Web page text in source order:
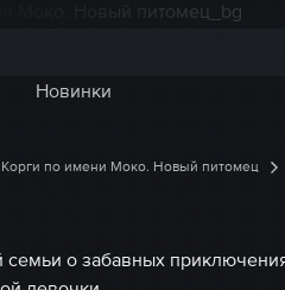
Новинки
Корги по имени Моко. Новый питомец
семьи о забавных